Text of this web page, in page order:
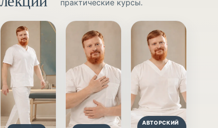
практические курсы.
АВТОРСКИЙ